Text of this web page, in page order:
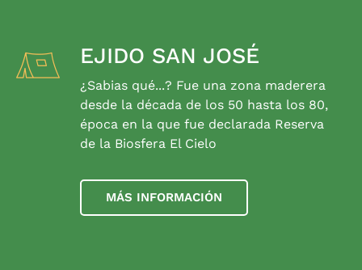
EJIDO SAN JOSÉ
¿Sabias qué...? Fue una zona maderera
desde la década de los 50 hasta los 80,
época en la que fue declarada Reserva
de la Biosfera El Cielo
MÁS INFORMACIÓN